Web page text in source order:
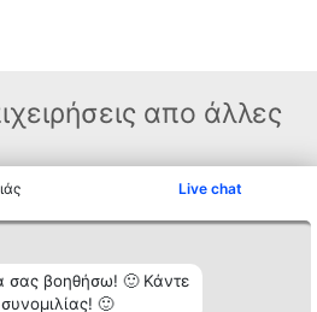
Live chat
σας βοηθήσω! 🙂 Κάντε
🙂
απο άλλες
των
διακριθέντων